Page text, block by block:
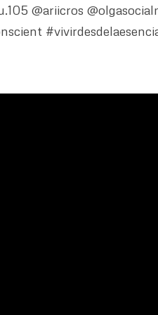
@ariicros